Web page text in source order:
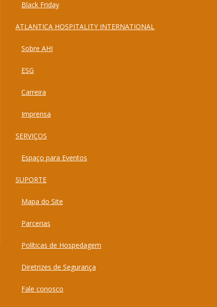
Black Friday
ATLANTICA HOSPITALITY INTERNATIONAL
Sobre AHI
ESG
Carreira
Imprensa
SERVIÇOS
Espaço para Eventos
SUPORTE
Mapa do Site
Parcerias
Políticas de Hospedagem
Diretrizes de Segurança
Fale conosco